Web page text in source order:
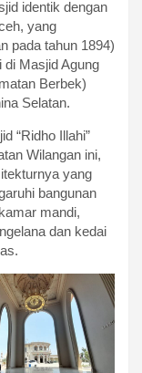
identik dengan
yang
pada tahun 1894)
di Masjid Agung
Berbek)
Selatan.
“Ridho Illahi”
Wilangan ini,
yang
bangunan
mandi,
dan kedai